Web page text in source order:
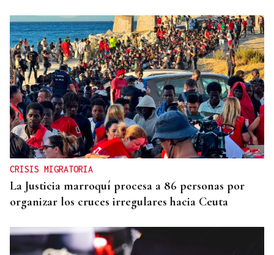
CRISIS MIGRATORIA
La Justicia marroquí procesa a 86 personas por
organizar los cruces irregulares hacia Ceuta